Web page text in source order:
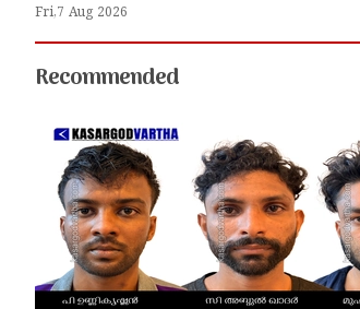
Fri,7 Aug 2026
Recommended